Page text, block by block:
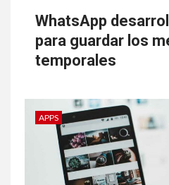
WhatsApp
para guardar los
temporales
APPS